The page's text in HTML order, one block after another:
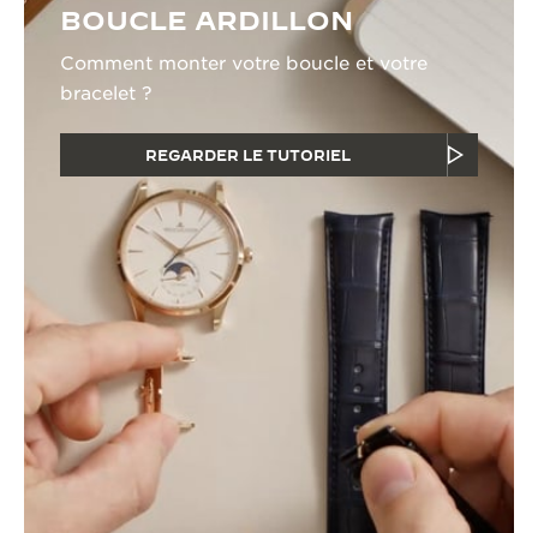
BOUCLE ARDILLON
Comment monter votre boucle et votre
bracelet ?
REGARDER LE TUTORIEL